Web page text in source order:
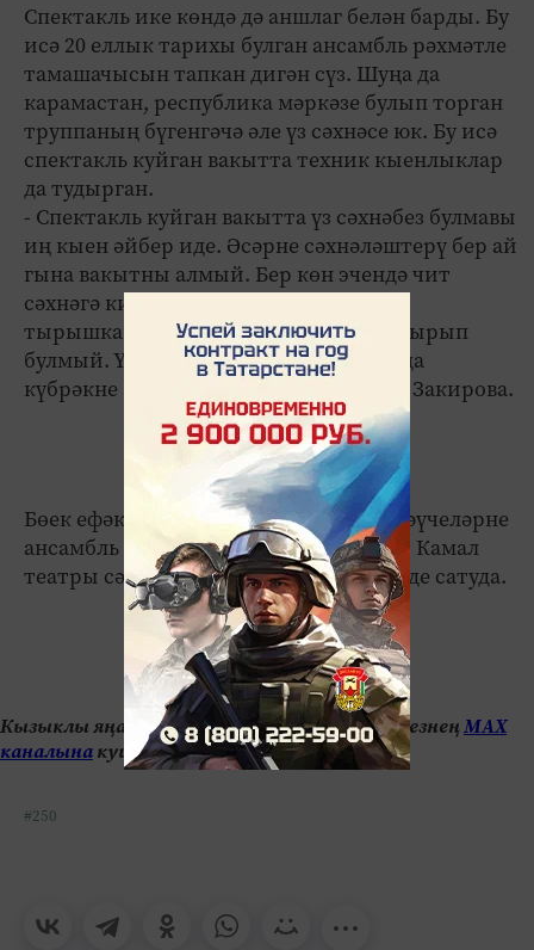
Спектакль ике көндә дә аншлаг белән барды. Бу
исә 20 еллык тарихы булган ансамбль рәхмәтле
тамашачысын тапкан дигән сүз. Шуңа да
карамастан, республика мәркәзе булып торган
труппаның бүгенгәчә әле үз сәхнәсе юк. Бу исә
спектакль куйган вакытта техник кыенлыклар
да тудырган.
- Спектакль куйган вакытта үз сәхнәбез булмавы
иң кыен әйбер иде. Әсәрне сәхнәләштерү бер ай
гына вакытны алмый. Бер көн эчендә чит
сәхнәгә килеп кереп, күп уйланылган,
тырышкан әйберләрне тормышка ашырып
булмый. Үз сәхнәбез булса, без тагын да
күбрәкне булдырыр идек, - ди Чулпан Закирова.
Бөек ефәк юлы аша сәяхәт итәргә теләүчеләрне
ансамбль 21- 22 май көннәрендә кабат Камал
театры сәхнәсендә көтә. Билетлар инде сатуда.
Кызыклы яңалыкларны күзәтеп бару өчен безнеңМАХ
каналынакушылыгыз.
#250